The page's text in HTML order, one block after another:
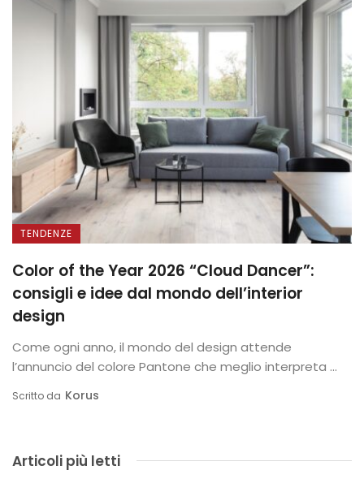
TENDENZE
Color of the Year 2026 “Cloud Dancer”:
consigli e idee dal mondo dell’interior
design
Come ogni anno, il mondo del design attende
l’annuncio del colore Pantone che meglio interpreta ...
Scritto da Korus
Articoli più letti